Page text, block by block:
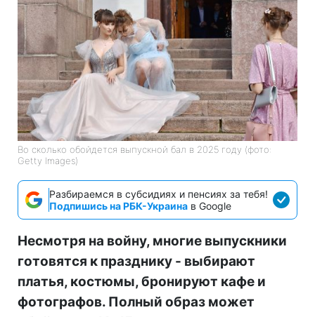
Во сколько обойдется выпускной бал в 2025 году (фото:
Getty Images)
Разбираемся в субсидиях и пенсиях за тебя!
Подпишись на РБК-Украина в Google
Несмотря на войну, многие выпускники
готовятся к празднику - выбирают
платья, костюмы, бронируют кафе и
фотографов. Полный образ может